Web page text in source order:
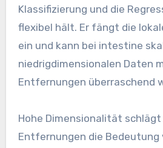
Klassifizierung und die
flexibel hält. Er fängt die
ein und kann bei intestine
niedrigdimensionalen Daten
Entfernungen überraschend
Hohe Dimensionalität
Entfernungen die Bedeutung